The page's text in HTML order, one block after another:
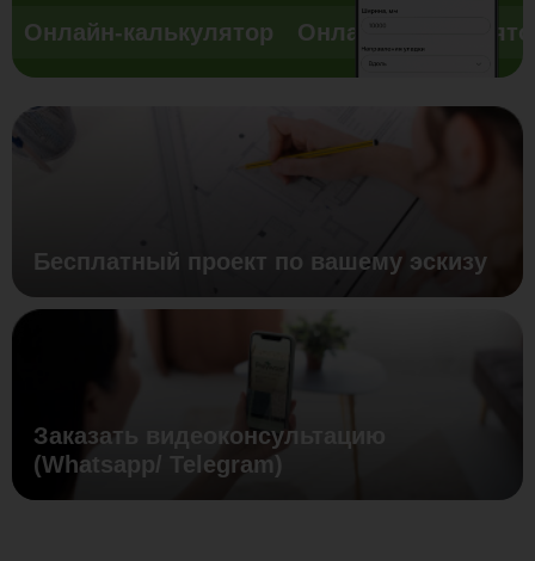
Онлайн-калькулятор Онлайн-
Бесплатный проект по вашему эскизу
Заказать видеоконсультацию
(Whatsapp/ Telegram)